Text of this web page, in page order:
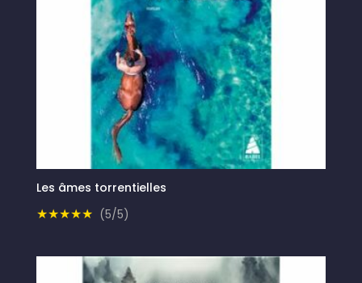
Les âmes torrentielles
★★★★★ (5/5)